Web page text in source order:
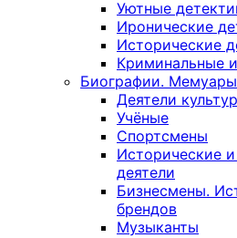
Уютные
Иронические
Исторические
Криминальные
Биографии. Мемуары
Деятели
Учёные
Спортсмены
Исторические
деятели
Бизнесмены.
брендов
Музыканты